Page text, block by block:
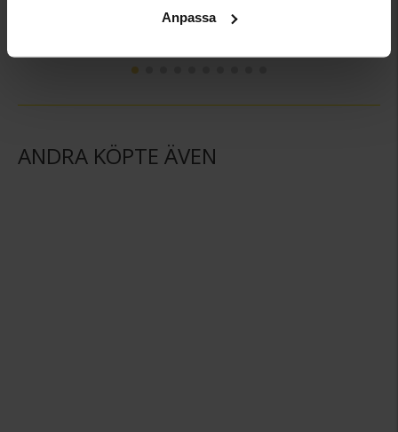
Anpassa
ANDRA KÖPTE ÄVEN